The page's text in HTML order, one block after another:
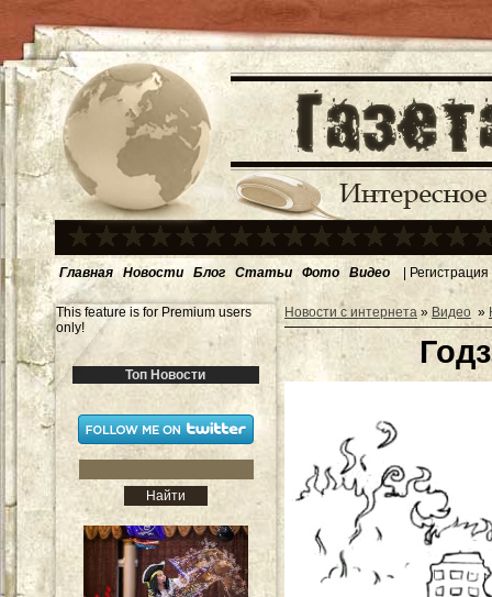
Главная Новости Блог Статьи Фото Видео | Регистрация
This feature is for Premium users
only!
Топ Новости
Новости с интернета » Видео »